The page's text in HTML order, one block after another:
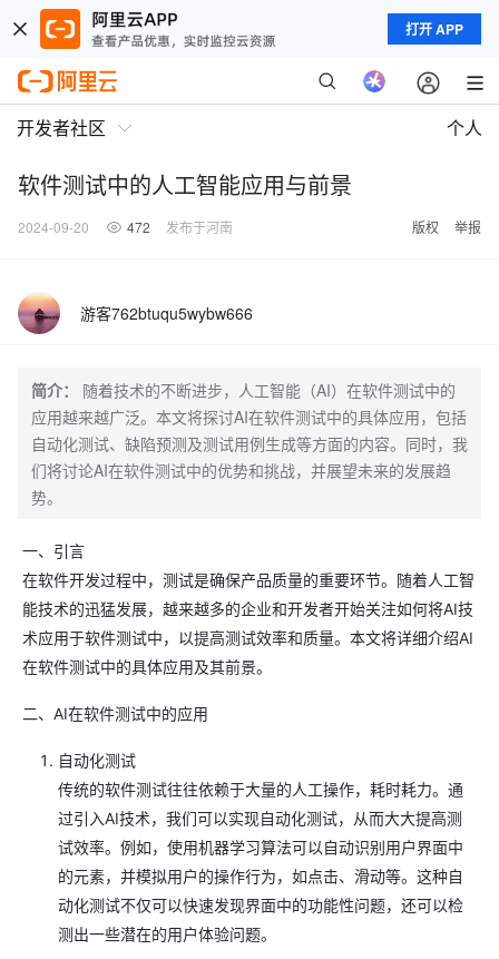
打开 APP
开发者社区 个人
软件测试中的人工智能应用与前景
2024-09-20 472 发布于河南 版权 举报
游客762btuqu5wybw666
简介：
随着技术的不断进步，人工智能（AI）在软件测试中的
应用越来越广泛。本文将探讨AI在软件测试中的具体应用，包括
自动化测试、缺陷预测及测试用例生成等方面的内容。同时，我
们将讨论AI在软件测试中的优势和挑战，并展望未来的发展趋
势。
一、引言
在软件开发过程中，测试是确保产品质量的重要环节。随着人工智
能技术的迅猛发展，越来越多的企业和开发者开始关注如何将AI技
术应用于软件测试中，以提高测试效率和质量。本文将详细介绍AI
在软件测试中的具体应用及其前景。
二、AI在软件测试中的应用
自动化测试
传统的软件测试往往依赖于大量的人工操作，耗时耗力。通
过引入AI技术，我们可以实现自动化测试，从而大大提高测
试效率。例如，使用机器学习算法可以自动识别用户界面中
的元素，并模拟用户的操作行为，如点击、滑动等。这种自
动化测试不仅可以快速发现界面中的功能性问题，还可以检
测出一些潜在的用户体验问题。